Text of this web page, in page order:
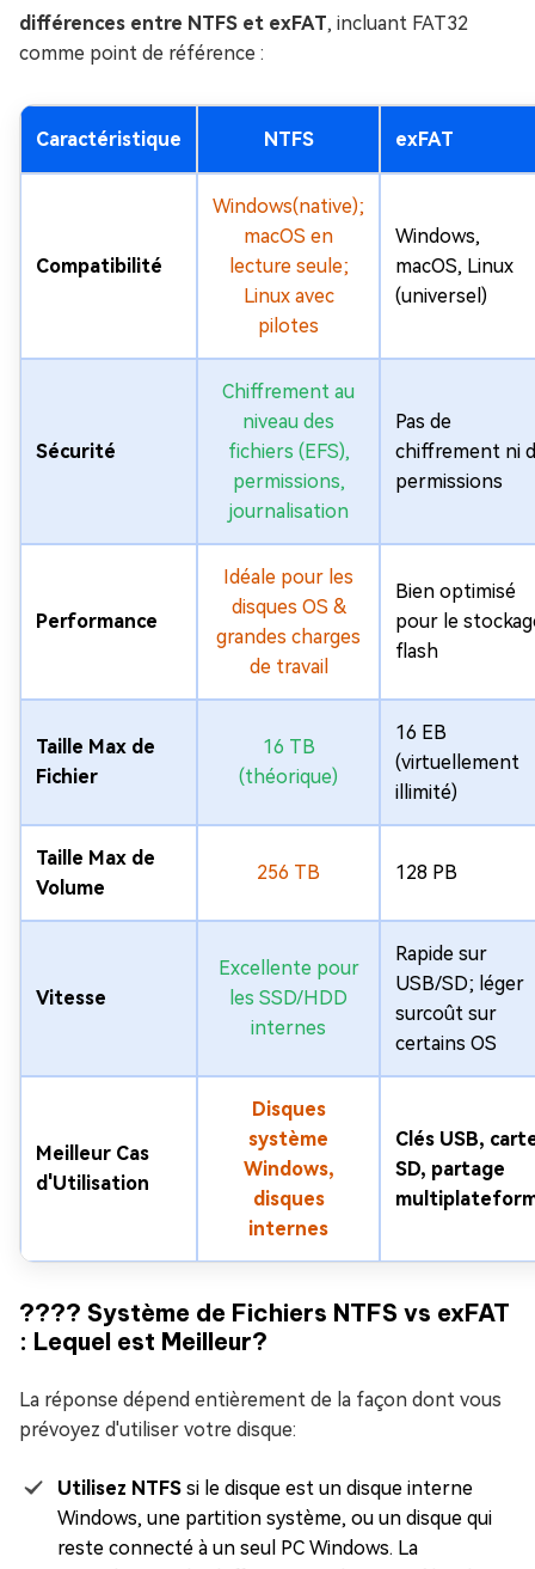
différences entre NTFS et exFAT, incluant FAT32
comme point de référence :
Caractéristique NTFS exFAT
Compatibilité
Windows(native);
macOS en
lecture seule;
Linux avec
pilotes
Windows,
macOS, Linux
(universel)
Sécurité
Chiffrement au
niveau des
fichiers (EFS),
permissions,
journalisation
Pas de
chiffrement ni
permissions
Performance
Idéale pour les
disques OS &
grandes charges
de travail
Bien optimisé
pour le
flash
Taille Max de
Fichier
16 TB
(théorique)
16 EB
(virtuellement
illimité)
Taille Max de
Volume
256 TB 128 PB
Vitesse
Excellente pour
les SSD/HDD
internes
Rapide sur
USB/SD; léger
surcoût sur
certains OS
Meilleur Cas
d'Utilisation
Disques
système
Windows,
disques
internes
Clés USB,
SD, partage
???? Système de Fichiers NTFS vs exFAT
: Lequel est Meilleur?
La réponse dépend entièrement de la façon dont vous
prévoyez d'utiliser votre disque:
Utilisez NTFS si le disque est un disque interne
Windows, une partition système, ou un disque qui
reste connecté à un seul PC Windows. La